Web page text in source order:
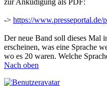
-> https://www.presseportal.de/
Der neue Band soll dieses Mal
erscheinen, was eine Sprache
wo es 20 waren. Welche
Nach oben